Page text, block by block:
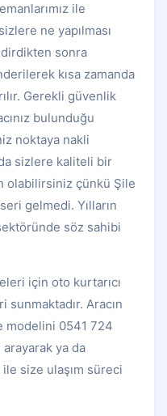
ile
ne yapılması
sonra
kısa zamanda
Gerekli güvenlik
bulunduğu
noktaya nakli
sizlere kaliteli bir
olabilirsiniz çünkü Şile
gelmedi. Yılların
söz sahibi
için oto kurtarıcı
Aracın
modelini 0541 724
ya da
size ulaşım süreci